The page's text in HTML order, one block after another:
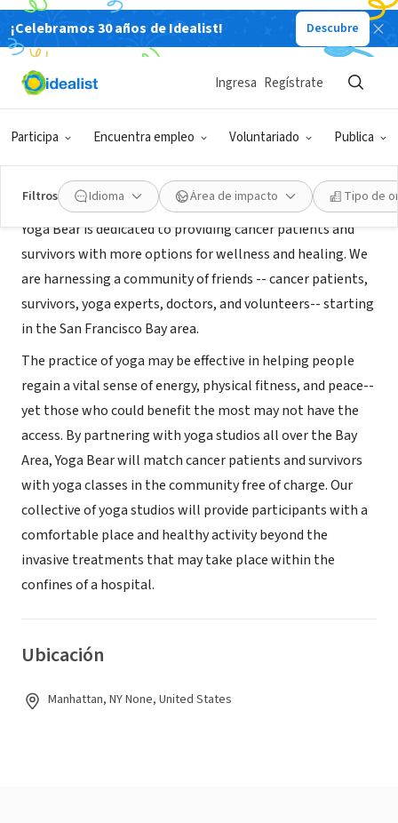
¡Celebramos 30 años de Idealist! Descubre
Participa Encuentra empleo Voluntariado Publica
Ingresa Regístrate
Filtros Idioma Área de impacto Tipo de
ORGANIZACIÓN SIN FIN DE LUCRO
Yoga Bear-NYC
Acerca de
Yoga Bear is dedicated to providing cancer patients and
survivors with more options for wellness and healing. We
are harnessing a community of friends -- cancer patients,
survivors, yoga experts, doctors, and volunteers-- starting
in the San Francisco Bay area.
The practice of yoga may be effective in helping people
regain a vital sense of energy, physical fitness, and peace--
yet those who could benefit the most may not have the
access. By partnering with yoga studios all over the Bay
Area, Yoga Bear will match cancer patients and survivors
with yoga classes in the community free of charge. Our
collective of yoga studios will provide participants with a
comfortable place and healthy activity beyond the
invasive treatments that may take place within the
confines of a hospital.
Ubicación
Manhattan, NY None, United States